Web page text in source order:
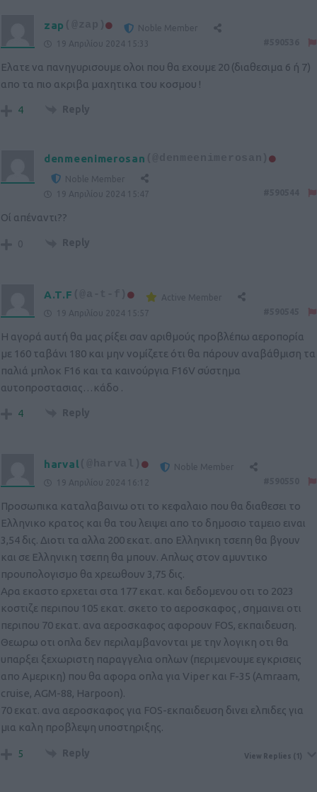
zap (@zap)
Noble Member
19 Απριλίου 2024 15:33
Ελατε να πανηγυρισουμε ολοι που θα εχουμε 20 (διαθεσιμα 6 ή 7)
απο τα πιο ακριβα μαχητικα του κοσμου !
4 Reply
denmeenimerosan (@denmeenimerosan)
Noble Member
19 Απριλίου 2024 15:47
Οί απέναντι??
0 Reply
A.T.F (@a-t-f)
Active Member
19 Απριλίου 2024 15:57
Η αγορά αυτή θα μας ρίξει σαν αριθμούς προβλέπω αεροπορία
με 160 ταβάνι 180 και μην νομίζετε ότι θα πάρουν αναβάθμιση τα
παλιά μπλοκ F16 και τα καινούργια F16V σύστημα
αυτοπροστασιας…κάδο .
4 Reply
harval
Noble Member
19 Απριλίου 2024 16:12
Προσωπικα καταλαβαινω οτι το κεφαλαιο που θα διαθεσει το
Ελληνικο κρατος και θα του λειψει απο το δημοσιο ταμειο ειναι
3,54 δις. Διοτι τα αλλα 200 εκατ. απο Ελληνικη τσεπη θα βγουν
και σε Ελληνικη τσεπη θα μπουν. Απλως στον αμυντικο
προυπολογισμο θα χρεωθουν 3,75 δις.
Αρα εκαστο ερχεται στα 177 εκατ. και δεδομενου οτι το 2023
κοστιζε περιπου 105 εκατ. σκετο το αεροσκαφος , σημαινει οτι
περιπου 70 εκατ. ανα αεροσκαφος αφορουν FOS, εκπαιδευση.
Θεωρω οτι οπλα δεν περιλαμβανονται με την λογικη οτι θα
υπαρξει ξεχωριστη παραγγελια οπλων (περιμενουμε εγκρισεις
απο Αμερικη) που θα αφορα οπλα για Viper και F-35 (Amraam,
cruise, AGM-88, Harpoon).
70 εκατ. ανα αεροσκαφος για FOS-εκπαιδευση δινει ελπιδες για
μια καλη προβλεψη υποστηριξης.
5 Reply View Replies (1)